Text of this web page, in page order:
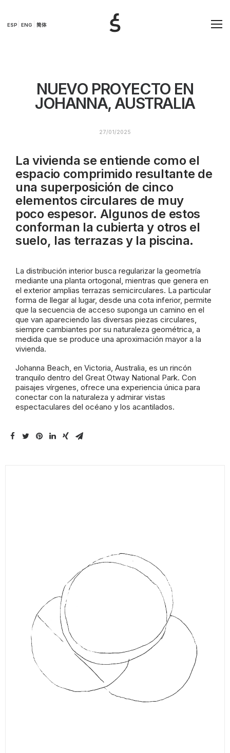
ESP ENG 简体
NUEVO PROYECTO EN
JOHANNA, AUSTRALIA
27/01/2025
La vivienda se entiende como el
espacio comprimido resultante de
una superposición de cinco
elementos circulares de muy
poco espesor. Algunos de estos
conforman la cubierta y otros el
suelo, las terrazas y la piscina.
La distribución interior busca regularizar la geometría
mediante una planta ortogonal, mientras que genera en
el exterior amplias terrazas semicirculares. La particular
forma de llegar al lugar, desde una cota inferior, permite
que la secuencia de acceso suponga un camino en el
que van apareciendo las diversas piezas circulares,
siempre cambiantes por su naturaleza geométrica, a
medida que se produce una aproximación mayor a la
vivienda.
Johanna Beach, en Victoria, Australia, es un rincón
tranquilo dentro del Great Otway National Park. Con
paisajes vírgenes, ofrece una experiencia única para
conectar con la naturaleza y admirar vistas
espectaculares del océano y los acantilados.